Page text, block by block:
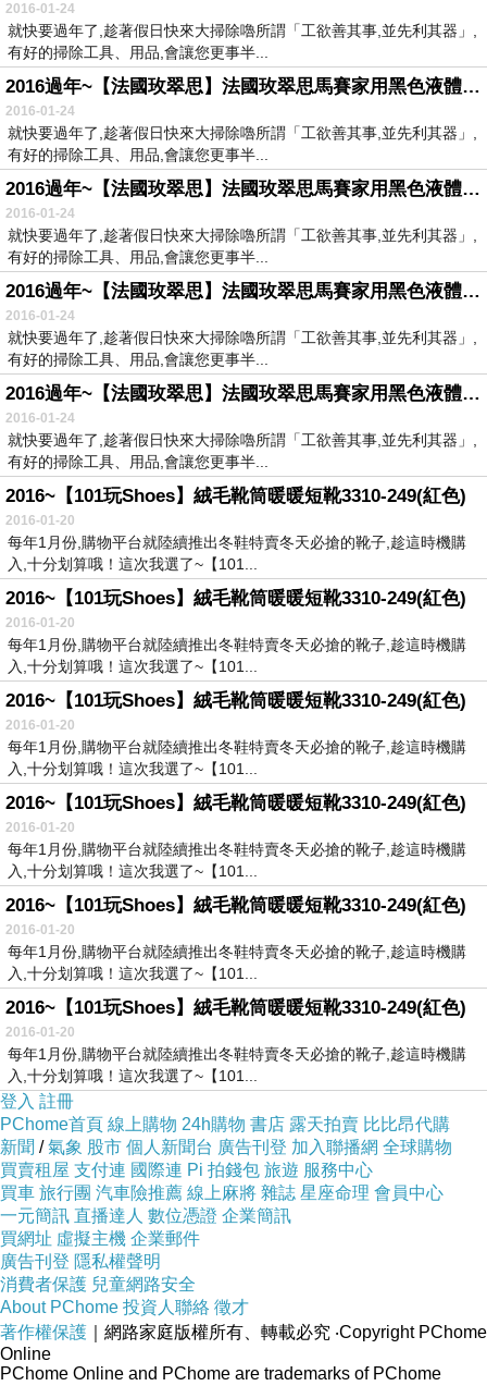
2016-01-24
就快要過年了,趁著假日快來大掃除嚕所謂「工欲善其事,並先利其器」,
有好的掃除工具、用品,會讓您更事半...
2016過年~【法國玫翠思】法國玫翠思馬賽家用黑色液體皂-橄欖1000ml
2016-01-24
就快要過年了,趁著假日快來大掃除嚕所謂「工欲善其事,並先利其器」,
有好的掃除工具、用品,會讓您更事半...
2016過年~【法國玫翠思】法國玫翠思馬賽家用黑色液體皂-橄欖1000ml
2016-01-24
就快要過年了,趁著假日快來大掃除嚕所謂「工欲善其事,並先利其器」,
有好的掃除工具、用品,會讓您更事半...
2016過年~【法國玫翠思】法國玫翠思馬賽家用黑色液體皂-橄欖1000ml
2016-01-24
就快要過年了,趁著假日快來大掃除嚕所謂「工欲善其事,並先利其器」,
有好的掃除工具、用品,會讓您更事半...
2016過年~【法國玫翠思】法國玫翠思馬賽家用黑色液體皂-橄欖1000ml
2016-01-24
就快要過年了,趁著假日快來大掃除嚕所謂「工欲善其事,並先利其器」,
有好的掃除工具、用品,會讓您更事半...
2016~【101玩Shoes】絨毛靴筒暖暖短靴3310-249(紅色)
2016-01-20
每年1月份,購物平台就陸續推出冬鞋特賣冬天必搶的靴子,趁這時機購
入,十分划算哦！這次我選了~【101...
2016~【101玩Shoes】絨毛靴筒暖暖短靴3310-249(紅色)
2016-01-20
每年1月份,購物平台就陸續推出冬鞋特賣冬天必搶的靴子,趁這時機購
入,十分划算哦！這次我選了~【101...
2016~【101玩Shoes】絨毛靴筒暖暖短靴3310-249(紅色)
2016-01-20
每年1月份,購物平台就陸續推出冬鞋特賣冬天必搶的靴子,趁這時機購
入,十分划算哦！這次我選了~【101...
2016~【101玩Shoes】絨毛靴筒暖暖短靴3310-249(紅色)
2016-01-20
每年1月份,購物平台就陸續推出冬鞋特賣冬天必搶的靴子,趁這時機購
入,十分划算哦！這次我選了~【101...
2016~【101玩Shoes】絨毛靴筒暖暖短靴3310-249(紅色)
2016-01-20
每年1月份,購物平台就陸續推出冬鞋特賣冬天必搶的靴子,趁這時機購
入,十分划算哦！這次我選了~【101...
2016~【101玩Shoes】絨毛靴筒暖暖短靴3310-249(紅色)
2016-01-20
每年1月份,購物平台就陸續推出冬鞋特賣冬天必搶的靴子,趁這時機購
入,十分划算哦！這次我選了~【101...
登入 註冊
PChome首頁 線上購物 24h購物 書店 露天拍賣 比比昂代購
新聞 /氣象 股市 個人新聞台 廣告刊登 加入聯播網 全球購物
買賣租屋 支付連 國際連 Pi 拍錢包 旅遊 服務中心
買車 旅行團 汽車險推薦 線上麻將 雜誌 星座命理 會員中心
一元簡訊 直播達人 數位憑證 企業簡訊
買網址 虛擬主機 企業郵件
廣告刊登 隱私權聲明
消費者保護 兒童網路安全
About PChome 投資人聯絡 徵才
著作權保護 ｜網路家庭版權所有、轉載必究 ‧Copyright PChome
Online
PChome Online and PChome are trademarks of PChome